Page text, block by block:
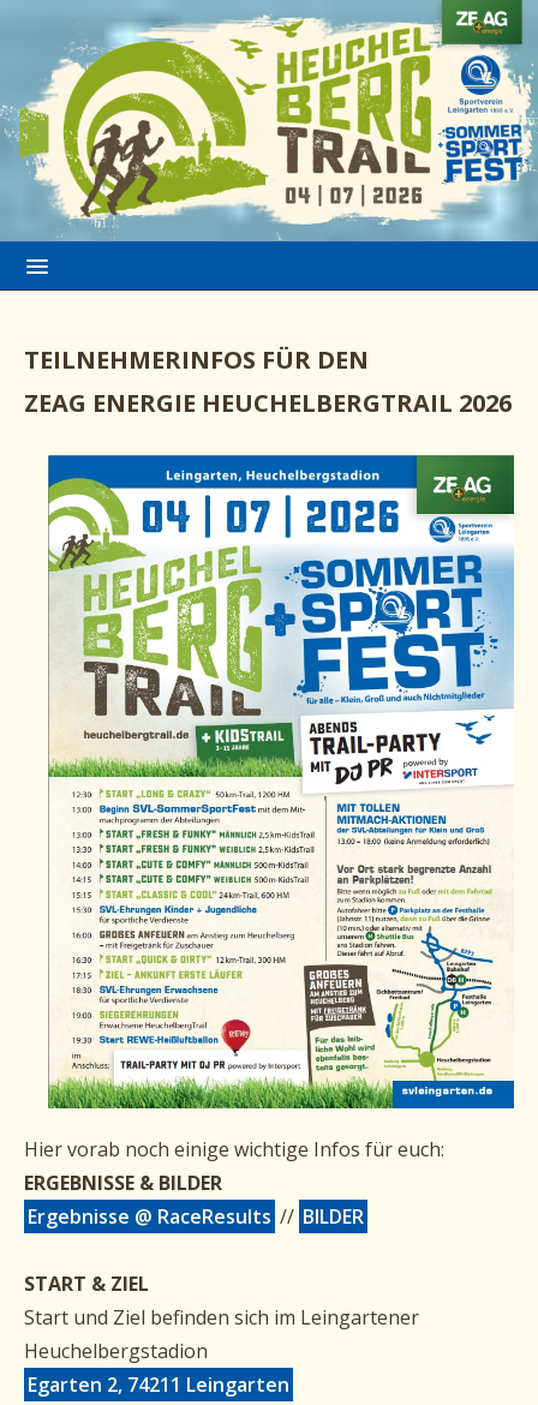
TEILNEHMERINFOS FÜR DEN
ZEAG ENERGIE HEUCHELBERGTRAIL 2026
Hier vorab noch einige wichtige Infos für euch:
ERGEBNISSE & BILDER
Ergebnisse @ RaceResults // BILDER
START & ZIEL
Start und Ziel befinden sich im Leingartener
Heuchelbergstadion
Egarten 2, 74211 Leingarten